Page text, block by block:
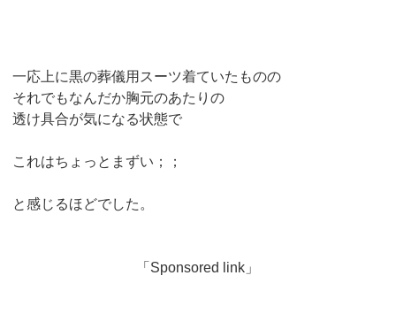
一応上に黒の葬儀用スーツ着ていたものの
それでもなんだか胸元のあたりの
透け具合が気になる状態で
これはちょっとまずい；；
と感じるほどでした。
「Sponsored link」